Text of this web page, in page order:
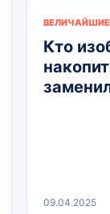
ВЕЛИЧАЙШИЕ
Кто
09.04.2025